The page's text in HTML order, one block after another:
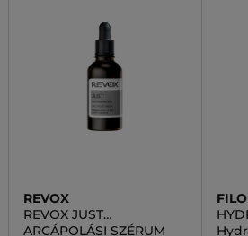
REVOX
REVOX JUST
NIACINAMID
ARCÁPOLÁSI SZÉRUM